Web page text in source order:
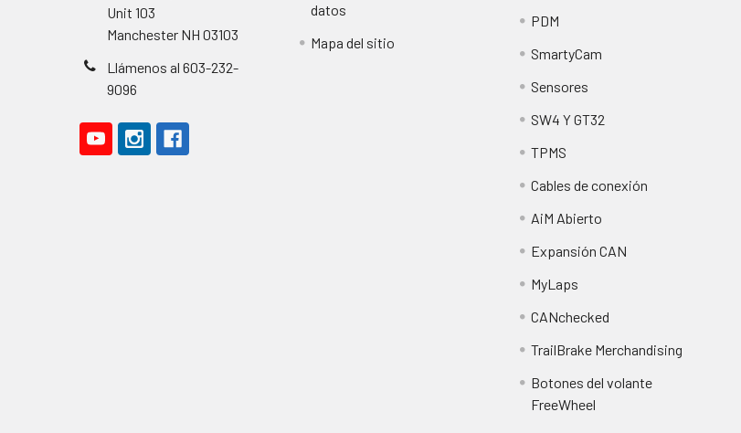
Unit 103
Manchester NH 03103
Llámenos al 603-232-
9096
datos
Mapa del sitio
PDM
SmartyCam
Sensores
SW4 Y GT32
TPMS
Cables de conexión
AiM Abierto
Expansión CAN
MyLaps
CANchecked
TrailBrake Merchandising
Botones del volante
FreeWheel